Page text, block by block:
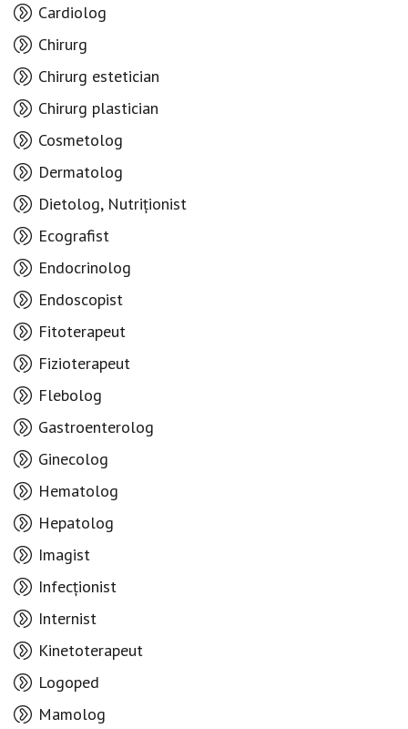
Cardiolog
Chirurg
Chirurg estetician
Chirurg plastician
Cosmetolog
Dermatolog
Dietolog, Nutriționist
Ecografist
Endocrinolog
Endoscopist
Fitoterapeut
Fizioterapeut
Flebolog
Gastroenterolog
Ginecolog
Hematolog
Hepatolog
Imagist
Infecționist
Internist
Kinetoterapeut
Logoped
Mamolog